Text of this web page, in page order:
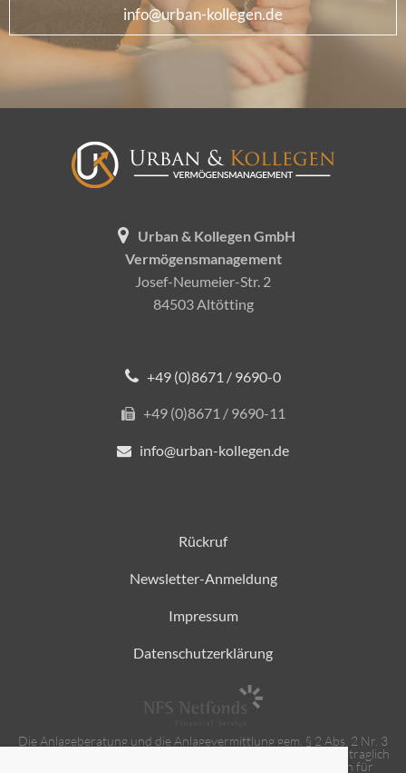
info@urban-kollegen.de
Urban & Kollegen GmbH
Vermögensmanagement
Josef-Neumeier-Str. 2
84503 Altötting
+49 (0)8671 / 9690-0
+49 (0)8671 / 9690-11
info@urban-kollegen.de
Rückruf
Newsletter-Anmeldung
Impressum
Datenschutzerklärung
Die Anlageberatung und die Anlagevermittlung gem. § 2 Abs. 2 Nr. 3
und 4 Wertpapierinstitutsgesetz (WpIG) erbringen wir als vertraglich
gebundener Vermittler gem. § 3 Abs. 2 WpIG ausschließlich für